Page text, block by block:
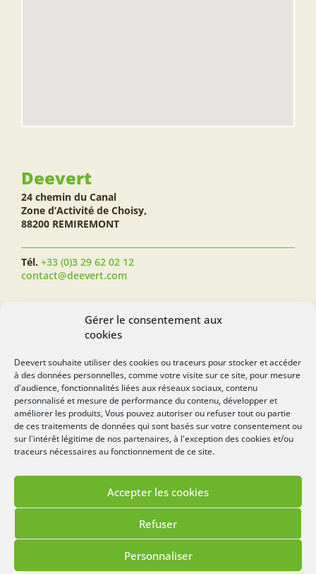
Gérer le consentement aux
cookies
Deevert souhaite utiliser des cookies ou traceurs pour stocker et accéder
à des données personnelles, comme votre visite sur ce site, pour mesure
d'audience, fonctionnalités liées aux réseaux sociaux, contenu
personnalisé et mesure de performance du contenu, développer et
améliorer les produits, Vous pouvez autoriser ou refuser tout ou partie
de ces traitements de données qui sont basés sur votre consentement ou
sur l'intérêt légitime de nos partenaires, à l'exception des cookies et/ou
traceurs nécessaires au fonctionnement de ce site.
Accepter les cookies
Refuser
Personnaliser
Deevert
24 chemin du Canal
Zone d’Activité de Choisy,
88200 REMIREMONT
Tél. +33 (0)3 29 62 02 12
contact@deevert.com
SUIVEZ-NOUS...
deevert.com
Mentions légales Politique de cookies